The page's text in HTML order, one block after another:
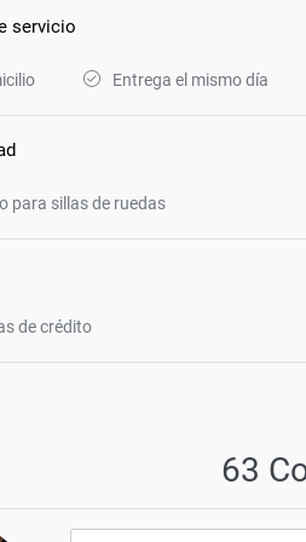
servicio
Entrega el mismo día
para sillas de ruedas
de crédito
63